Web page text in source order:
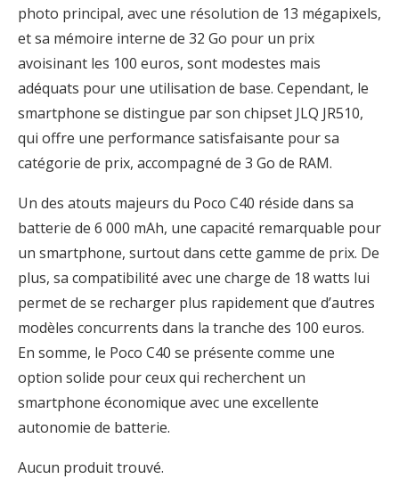
photo principal, avec une résolution de 13 mégapixels,
et sa mémoire interne de 32 Go pour un prix
avoisinant les 100 euros, sont modestes mais
adéquats pour une utilisation de base. Cependant, le
smartphone se distingue par son chipset JLQ JR510,
qui offre une performance satisfaisante pour sa
catégorie de prix, accompagné de 3 Go de RAM.
Un des atouts majeurs du Poco C40 réside dans sa
batterie de 6 000 mAh, une capacité remarquable pour
un smartphone, surtout dans cette gamme de prix. De
plus, sa compatibilité avec une charge de 18 watts lui
permet de se recharger plus rapidement que d’autres
modèles concurrents dans la tranche des 100 euros.
En somme, le Poco C40 se présente comme une
option solide pour ceux qui recherchent un
smartphone économique avec une excellente
autonomie de batterie.
Aucun produit trouvé.